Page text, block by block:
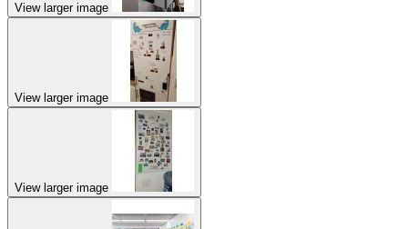
View larger image
View larger image
View larger image